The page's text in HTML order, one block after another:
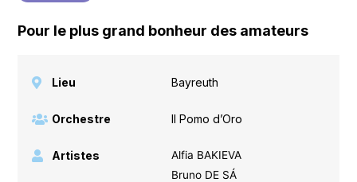
Pour le plus grand bonheur des amateurs
Lieu Bayreuth
Orchestre Il Pomo d’Oro
Artistes
Alfia BAKIEVA
Bruno DE SÁ